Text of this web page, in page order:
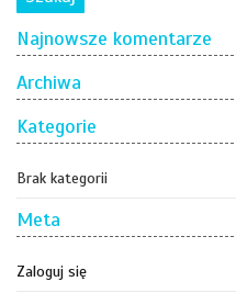
Najnowsze komentarze
Archiwa
Kategorie
Brak kategorii
Meta
Zaloguj się